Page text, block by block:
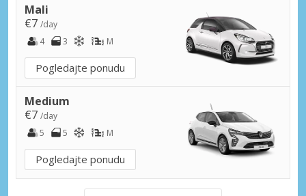
Mali
€7 /day
4
3 M
Pogledajte ponudu
Medium
€7 /day
5
5 M
Pogledajte ponudu